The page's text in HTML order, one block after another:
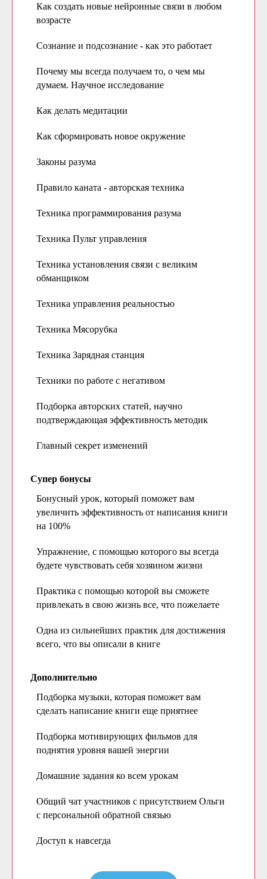
Как создать новые нейронные связи в любом
возрасте
Сознание и подсознание - как это работает
Почему мы всегда получаем то, о чем мы
думаем. Научное исследование
Как делать медитации
Как сформировать новое окружение
Законы разума
Правило каната - авторская техника
Техника программирования разума
Техника Пульт управления
Техника установления связи с великим
обманщиком
Техника управления реальностью
Техника Мясорубка
Техника Зарядная станция
Техники по работе с негативом
Подборка авторских статей, научно
подтверждающая эффективность методик
Главный секрет изменений
Супер бонусы
Бонусный урок, который поможет вам
увеличить эффективность от написания книги
на 100%
Упражнение, с помощью которого вы всегда
будете чувствовать себя хозяином жизни
Практика с помощью которой вы сможете
привлекать в свою жизнь все, что пожелаете
Одна из сильнейших практик для достижения
всего, что вы описали в книге
Дополнительно
Подборка музыки, которая поможет вам
сделать написание книги еще приятнее
Подборка мотивирующих фильмов для
поднятия уровня вашей энергии
Домашние задания ко всем урокам
Общий чат участников с присутствием Ольги
с персональной обратной связью
Доступ к навсегда